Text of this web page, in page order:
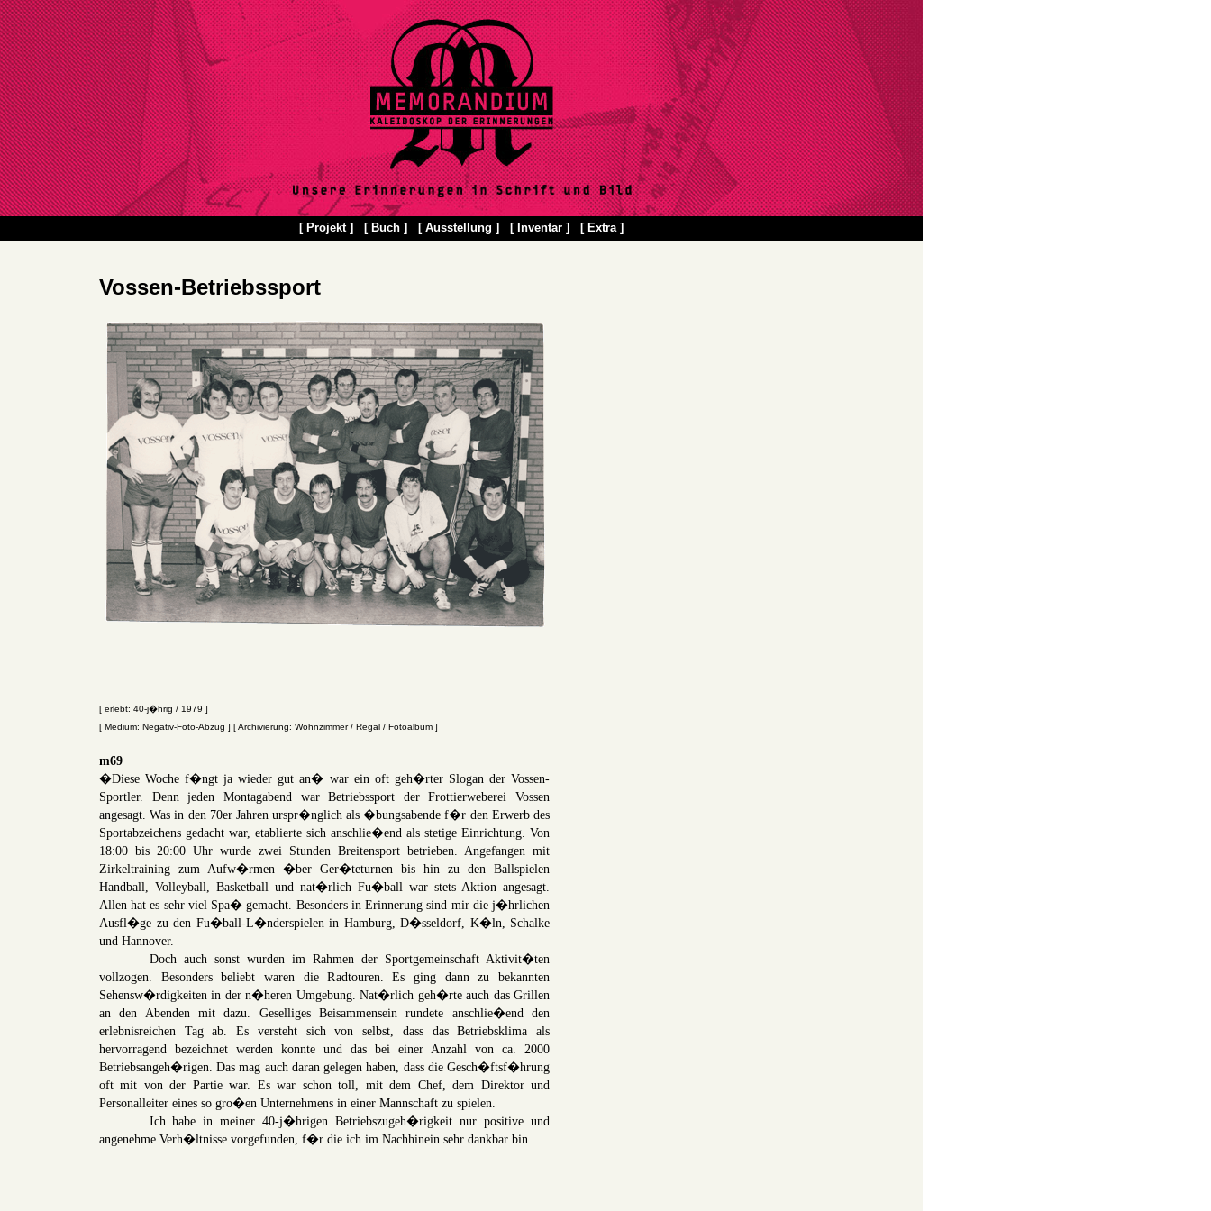
[ Projekt ] [ Buch ] [ Ausstellung ] [ Inventar ] [ Extra ]
Vossen-Betriebssport
[ erlebt: 40-j�hrig / 1979 ]
[ Medium: Negativ-Foto-Abzug ] [ Archivierung: Wohnzimmer / Regal / Fotoalbum ]
m69
�Diese Woche f�ngt ja wieder gut an� war ein oft geh�rter Slogan der Vossen-
Sportler. Denn jeden Montagabend war Betriebssport der Frottierweberei Vossen
angesagt. Was in den 70er Jahren urspr�nglich als �bungsabende f�r den Erwerb des
Sportabzeichens gedacht war, etablierte sich anschlie�end als stetige Einrichtung. Von
18:00 bis 20:00 Uhr wurde zwei Stunden Breitensport betrieben. Angefangen mit
Zirkeltraining zum Aufw�rmen �ber Ger�teturnen bis hin zu den Ballspielen
Handball, Volleyball, Basketball und nat�rlich Fu�ball war stets Aktion angesagt.
Allen hat es sehr viel Spa� gemacht. Besonders in Erinnerung sind mir die j�hrlichen
Ausfl�ge zu den Fu�ball-L�nderspielen in Hamburg, D�sseldorf, K�ln, Schalke
und Hannover.
Doch auch sonst wurden im Rahmen der Sportgemeinschaft Aktivit�ten
vollzogen. Besonders beliebt waren die Radtouren. Es ging dann zu bekannten
Sehensw�rdigkeiten in der n�heren Umgebung. Nat�rlich geh�rte auch das Grillen
an den Abenden mit dazu. Geselliges Beisammensein rundete anschlie�end den
erlebnisreichen Tag ab. Es versteht sich von selbst, dass das Betriebsklima als
hervorragend bezeichnet werden konnte und das bei einer Anzahl von ca. 2000
Betriebsangeh�rigen. Das mag auch daran gelegen haben, dass die Gesch�ftsf�hrung
oft mit von der Partie war. Es war schon toll, mit dem Chef, dem Direktor und
Personalleiter eines so gro�en Unternehmens in einer Mannschaft zu spielen.
Ich habe in meiner 40-j�hrigen Betriebszugeh�rigkeit nur positive und
angenehme Verh�ltnisse vorgefunden, f�r die ich im Nachhinein sehr dankbar bin.